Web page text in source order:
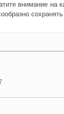
внимание на